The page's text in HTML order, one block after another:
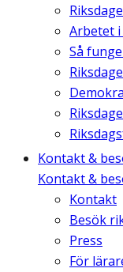
Arbetet
Så
Kontakt &
Kontakt &
Kontakt
Besök
Press
För